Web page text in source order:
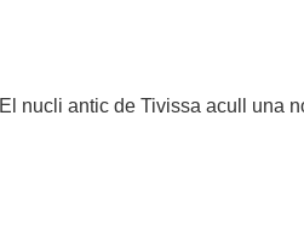
El nucli antic de Tivissa acull una